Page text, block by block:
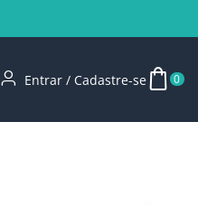
Entrar / Cadastre-se 0